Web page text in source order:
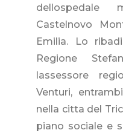
dellospedale
Castelnovo
Emilia. Lo
Regione
lassessore
Venturi,
nella citta del
piano sociale e